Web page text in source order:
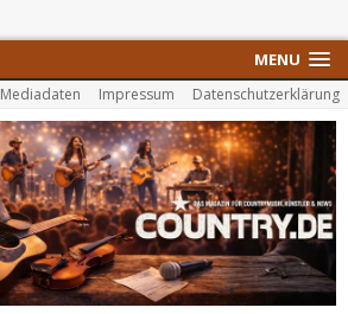
MENU
Mediadaten Impressum Datenschutzerklärung